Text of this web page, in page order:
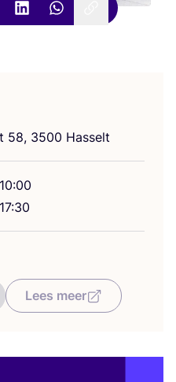
58, 3500 Hasselt
10:00
17:30
Lees meer